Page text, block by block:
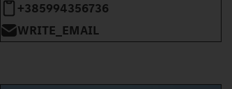
+385994356736
WRITE_EMAIL